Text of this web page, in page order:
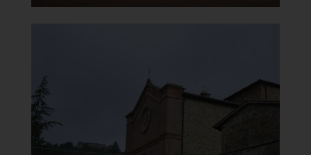
Monte Carmelo
Vista panoramica